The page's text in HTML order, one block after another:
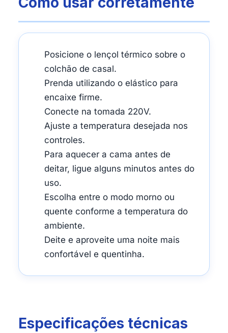
Posicione o lençol térmico sobre o
colchão de casal.
Prenda utilizando o elástico para
encaixe firme.
Conecte na tomada 220V.
Ajuste a temperatura desejada nos
controles.
Para aquecer a cama antes de
deitar, ligue alguns minutos antes do
uso.
Escolha entre o modo morno ou
quente conforme a temperatura do
ambiente.
Deite e aproveite uma noite mais
confortável e quentinha.
Especificações técnicas